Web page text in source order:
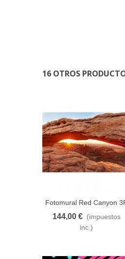
16 OTROS
Añadir al carrito A lista de
Fotomural Red Canyon
144,00 € (impuestos
inc.)